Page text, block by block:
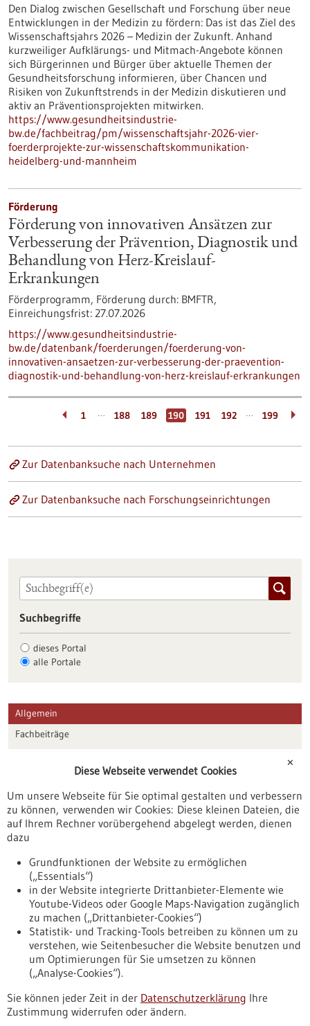
Den Dialog zwischen Gesellschaft und Forschung über neue
Entwicklungen in der Medizin zu fördern: Das ist das Ziel des
Wissenschaftsjahrs 2026 – Medizin der Zukunft. Anhand
kurzweiliger Aufklärungs- und Mitmach-Angebote können
sich Bürgerinnen und Bürger über aktuelle Themen der
Gesundheitsforschung informieren, über Chancen und
Risiken von Zukunftstrends in der Medizin diskutieren und
aktiv an Präventionsprojekten mitwirken.
https://www.gesundheitsindustrie-
bw.de/fachbeitrag/pm/wissenschaftsjahr-2026-vier-
foerderprojekte-zur-wissenschaftskommunikation-
heidelberg-und-mannheim
Förderung
Förderung von innovativen Ansätzen zur
Verbesserung der Prävention, Diagnostik und
Behandlung von Herz-Kreislauf-
Erkrankungen
Förderprogramm, Förderung durch: BMFTR,
Einreichungsfrist: 27.07.2026
https://www.gesundheitsindustrie-
bw.de/datenbank/foerderungen/foerderung-von-
innovativen-ansaetzen-zur-verbesserung-der-praevention-
diagnostik-und-behandlung-von-herz-kreislauf-erkrankungen
1 … 188 189 190 191 192 … 199
Zur Datenbanksuche nach Unternehmen
Zur Datenbanksuche nach Forschungseinrichtungen
Suchbegriffe
dieses Portal
alle Portale
Allgemein
Fachbeiträge
Veranstaltungen
Erscheinungsdatum
Nach oben
Informiert bleiben
✕
Diese Webseite verwendet Cookies
Um unsere Webseite für Sie optimal gestalten und verbessern
zu können, verwenden wir Cookies: Diese kleinen Dateien, die
auf Ihrem Rechner vorübergehend abgelegt werden, dienen
dazu
Grundfunktionen der Website zu ermöglichen
(„Essentials“)
in der Website integrierte Drittanbieter-Elemente wie
Youtube-Videos oder Google Maps-Navigation zugänglich
zu machen („Drittanbieter-Cookies“)
Statistik- und Tracking-Tools betreiben zu können um zu
verstehen, wie Seitenbesucher die Website benutzen und
um Optimierungen für Sie umsetzen zu können
(„Analyse-Cookies“).
Sie können jeder Zeit in der Datenschutzerklärung Ihre
Zustimmung widerrufen oder ändern.